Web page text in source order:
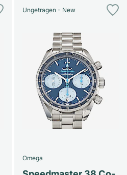
Ungetragen - New
Omega